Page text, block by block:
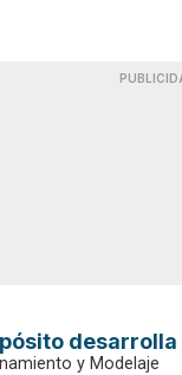
y Modelaje